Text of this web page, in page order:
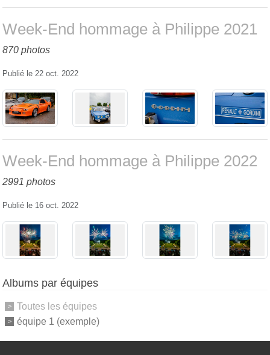
Week-End hommage à Philippe 2021
870 photos
Publié le 22 oct. 2022
Week-End hommage à Philippe 2022
2991 photos
Publié le 16 oct. 2022
Albums par équipes
Toutes les équipes
équipe 1 (exemple)